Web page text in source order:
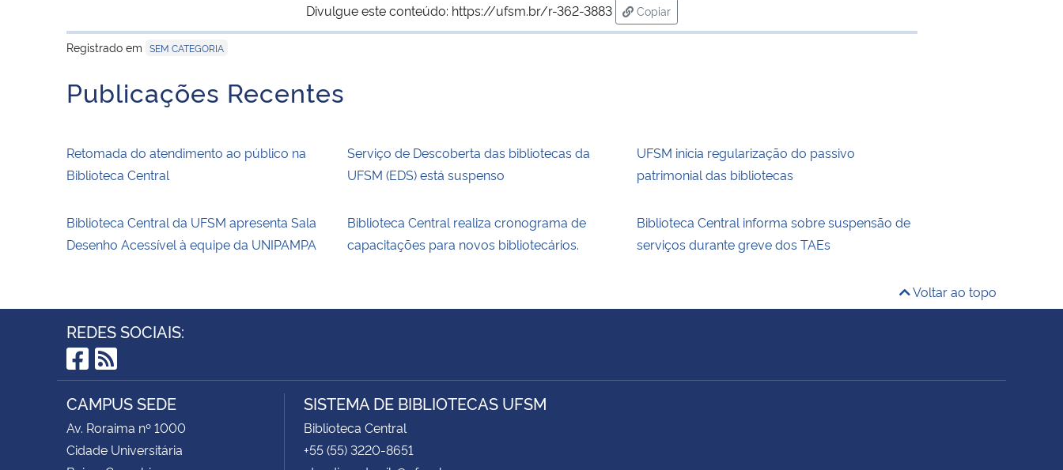
Divulgue este conteúdo: https://ufsm.br/r-362-3883
Copiar
para área de transferência
Registrado em SEM CATEGORIA
Publicações Recentes
Retomada do atendimento ao público na
Biblioteca Central
Serviço de Descoberta das bibliotecas da
UFSM (EDS) está suspenso
UFSM inicia regularização do passivo
patrimonial das bibliotecas
Biblioteca Central da UFSM apresenta Sala
Desenho Acessível à equipe da UNIPAMPA
Biblioteca Central realiza cronograma de
capacitações para novos bibliotecários.
Biblioteca Central informa sobre suspensão de
serviços durante greve dos TAEs
Voltar ao topo
REDES SOCIAIS:
Facebook
RSS
CAMPUS SEDE
Av. Roraima nº 1000
Cidade Universitária
SISTEMA DE BIBLIOTECAS UFSM
Biblioteca Central
+55 (55) 3220-8651